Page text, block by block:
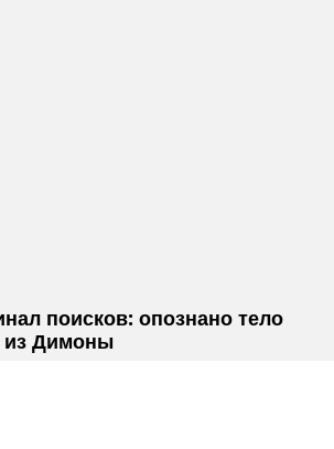
поисков: опознано тело
из Димоны